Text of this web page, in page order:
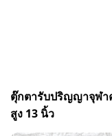
ตุ๊กตารับปริญญาจุฬ
สูง 13 นิ้ว